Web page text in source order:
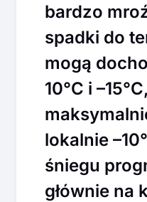
bardzo
spadki do
mogą
10°C i
lokalnie
śniegu
głównie na